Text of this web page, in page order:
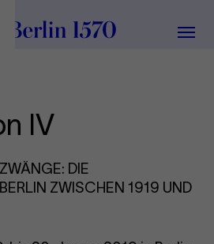
IV
DIE
ZWISCHEN 1919 UND